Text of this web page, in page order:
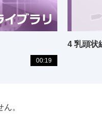
00:19
4 乳頭状
。